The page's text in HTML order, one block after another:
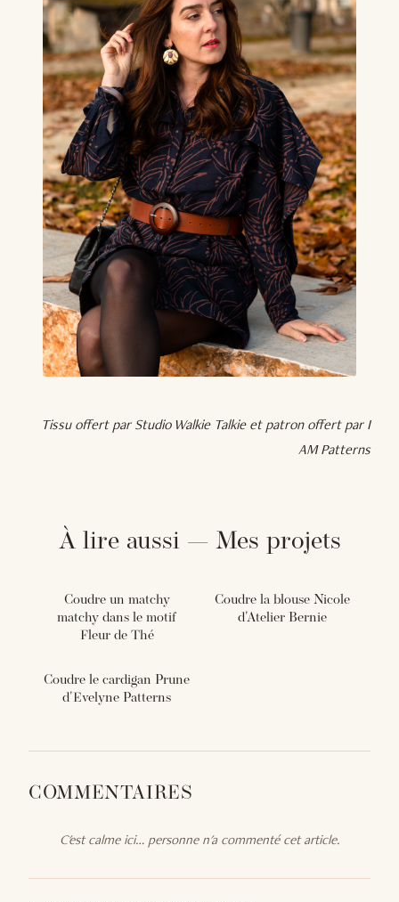
Tissu offert par Studio Walkie Talkie et patron offert par I
AM Patterns
À lire aussi — Mes projets
Coudre un matchy
matchy dans le motif
Fleur de Thé
Coudre la blouse Nicole
d'Atelier Bernie
Coudre le cardigan Prune
d'Evelyne Patterns
COMMENTAIRES
C'est calme ici… personne n'a commenté cet article.